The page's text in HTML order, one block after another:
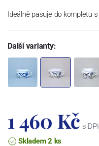
Ideálně pasuje do kompletu
Další varianty:
1 460 Kč s
Skladem 2 ks